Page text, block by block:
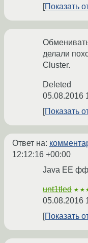
Показать
делали
Cluster.
Deleted
05.08.2016
Показать
Ответ на:
12:12:16 +00:00
Java EE
unt1tled
05.08.2016
Показать